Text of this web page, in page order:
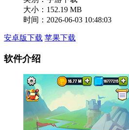
大小：152.19 MB
时间：2026-06-03 10:48:03
安卓版下载 苹果下载
软件介绍